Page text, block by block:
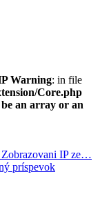
Warning: in file
Core.php
an array or an
IP ze…
príspevok